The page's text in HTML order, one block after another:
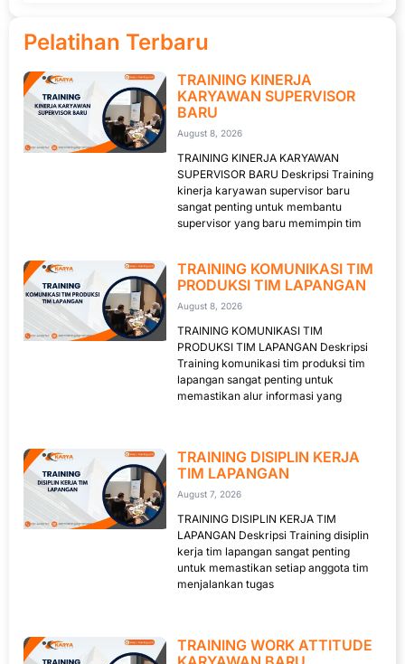
Pelatihan Terbaru
TRAINING KINERJA
KARYAWAN SUPERVISOR
BARU
August 8, 2026
TRAINING KINERJA KARYAWAN
SUPERVISOR BARU Deskripsi Training
kinerja karyawan supervisor baru
sangat penting untuk membantu
supervisor yang baru memimpin tim
TRAINING KOMUNIKASI TIM
PRODUKSI TIM LAPANGAN
August 8, 2026
TRAINING KOMUNIKASI TIM
PRODUKSI TIM LAPANGAN Deskripsi
Training komunikasi tim produksi tim
lapangan sangat penting untuk
memastikan alur informasi yang
TRAINING DISIPLIN KERJA
TIM LAPANGAN
August 7, 2026
TRAINING DISIPLIN KERJA TIM
LAPANGAN Deskripsi Training disiplin
kerja tim lapangan sangat penting
untuk memastikan setiap anggota tim
menjalankan tugas
TRAINING WORK ATTITUDE